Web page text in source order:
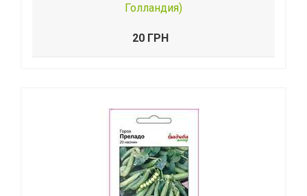
Голландия)
20 ГРН